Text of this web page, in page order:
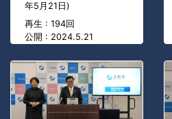
年5月21日)
再生 : 194回
公開 : 2024.5.21